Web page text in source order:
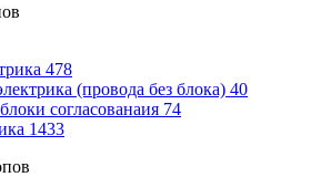
478
(провода без блока) 40
согласованаия 74
1433